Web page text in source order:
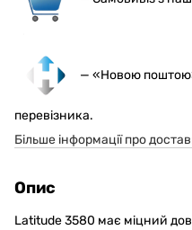
— «Новою
перевізника.
Більше інформації про
Опис
Latitude 3580 має міцний